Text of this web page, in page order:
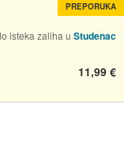
isteka zaliha u Studenac
11,99 €
PREPORUKA